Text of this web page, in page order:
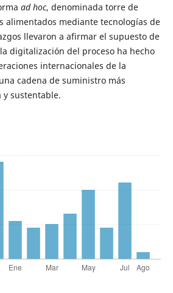
ad hoc, denominada torre de
alimentados mediante tecnologías de
llevaron a afirmar el supuesto de
digitalización del proceso ha hecho
internacionales de la
cadena de suministro más
y sustentable.